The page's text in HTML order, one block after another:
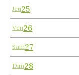
Jeu25
Ven26
Sam27
Dim28